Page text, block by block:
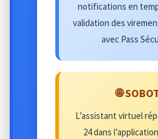
notifications en
validation des
avec Pass
🌐
L’assistant virtuel
24 dans